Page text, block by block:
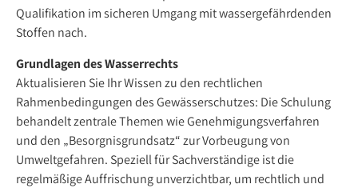
Qualifikation im sicheren Umgang mit wassergefährdenden
Stoffen nach.
Grundlagen des Wasserrechts
Aktualisieren Sie Ihr Wissen zu den rechtlichen
Rahmenbedingungen des Gewässerschutzes: Die Schulung
behandelt zentrale Themen wie Genehmigungsverfahren
und den „Besorgnisgrundsatz“ zur Vorbeugung von
Umweltgefahren. Speziell für Sachverständige ist die
regelmäßige Auffrischung unverzichtbar, um rechtlich und